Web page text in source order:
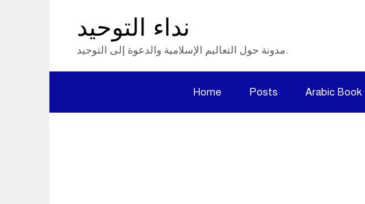
نداء التوحيد
مدونة حول التعاليم الإسلامية والدعوة إلى التوحيد.
Home Posts Arabic Book